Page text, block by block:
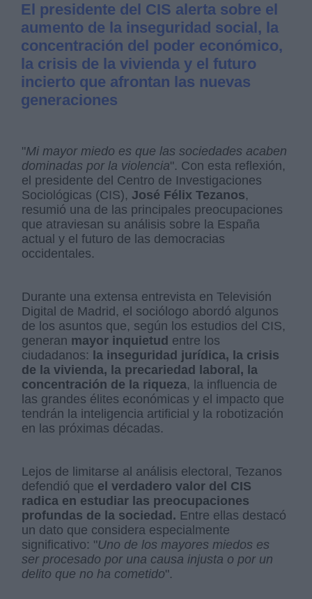
El presidente del CIS alerta sobre el
aumento de la inseguridad social, la
concentración del poder económico,
la crisis de la vivienda y el futuro
incierto que afrontan las nuevas
generaciones
"Mi mayor miedo es que las sociedades acaben
dominadas por la violencia". Con esta reflexión,
el presidente del Centro de Investigaciones
Sociológicas (CIS), José Félix Tezanos,
resumió una de las principales preocupaciones
que atraviesan su análisis sobre la España
actual y el futuro de las democracias
occidentales.
Durante una extensa entrevista en Televisión
Digital de Madrid, el sociólogo abordó algunos
de los asuntos que, según los estudios del CIS,
generan mayor inquietud entre los
ciudadanos:
la inseguridad jurídica, la crisis
de la vivienda, la precariedad laboral, la
concentración de la riqueza, la influencia de
las grandes élites económicas y el impacto que
tendrán la inteligencia artificial y la robotización
en las próximas décadas.
Lejos de limitarse al análisis electoral, Tezanos
defendió que el verdadero valor del CIS
radica en estudiar las preocupaciones
profundas de la sociedad. Entre ellas destacó
un dato que considera especialmente
significativo: "Uno de los mayores miedos es
ser procesado por una causa injusta o por un
delito que no ha cometido".